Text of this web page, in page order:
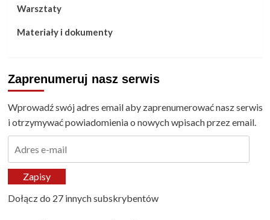
Warsztaty
Materiały i dokumenty
Zaprenumeruj nasz serwis
Wprowadź swój adres email aby zaprenumerować nasz serwis
i otrzymywać powiadomienia o nowych wpisach przez email.
mailZapisy
Dołącz do 27 innych subskrybentów